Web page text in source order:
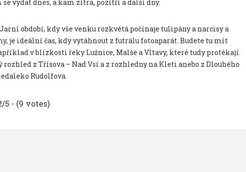
vydat dnes, a kam zítra, pozítří a další dny.
období, kdy vše venku rozkvétá počínaje tulipány a narcisy a
je ideální čas, kdy vytáhnout z futrálu fotoaparát. Budete tu mít
v blízkosti řeky Lužnice, Malše a Vltavy, které tudy protékají.
rozhled z Třísova – Nad Vsí a z rozhledny na Kleti anebo z Dlouhého
Rudolfova.
5 - (9 votes)